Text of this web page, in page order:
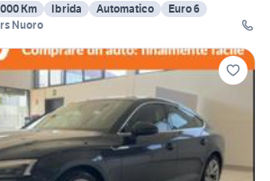
Km Ibrida Automatico
Euro 6
Nuoro